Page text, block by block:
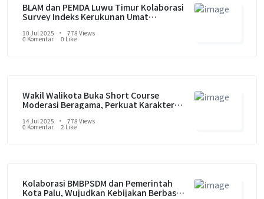
BLAM dan PEMDA Luwu Timur Kolaborasi
Survey Indeks Kerukunan Umat
10 Jul 2025 778 Views
0 Komentar 0 Like
Wakil Walikota Buka Short Course
Moderasi Beragama, Perkuat Karakter
14 Jul 2025 778 Views
0 Komentar 2 Like
Kolaborasi BMBPSDM dan Pemerintah
Kota Palu, Wujudkan Kebijakan Berbasis